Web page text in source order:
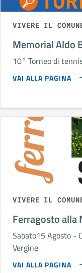
VIVERE IL
Memorial Aldo
10° Torneo di
VAI ALLA PAGINA
VIVERE IL
Ferragosto alla
Sabato15 Agosto -
Vergine
VAI ALLA PAGINA